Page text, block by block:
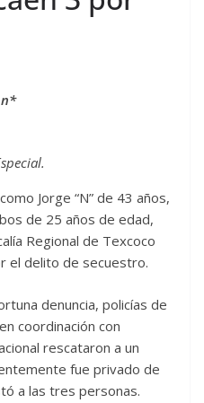
Jorge “N” de 43 años,
de 25 años de edad,
Regional de Texcoco
el delito de secuestro.
denuncia, policías de
coordinación con
rescataron a un
fue privado de
a las tres personas.